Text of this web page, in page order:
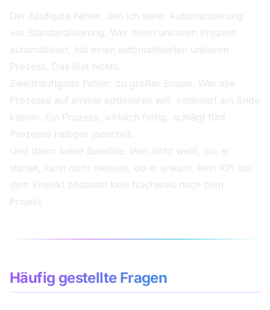
Der häufigste Fehler, den ich sehe: Automatisierung
vor Standardisierung. Wer einen unklaren Prozess
automatisiert, hat einen automatisierten unklaren
Prozess. Das löst nichts.
Zweithäufigster Fehler: zu großer Scope. Wer alle
Prozesse auf einmal optimieren will, optimiert am Ende
keinen. Ein Prozess, wirklich fertig, schlägt fünf
Prozesse halbgar jederzeit.
Und dann: keine Baseline. Wer nicht weiß, wo er
startet, kann nicht messen, ob er ankam. Kein KPI vor
dem Projekt bedeutet kein Nachweis nach dem
Projekt.
Häufig gestellte Fragen